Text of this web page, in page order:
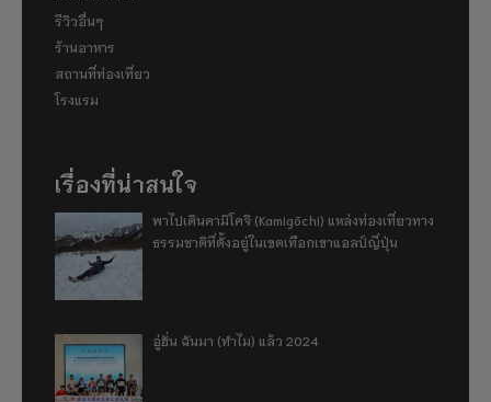
รีวิวอื่นๆ
ร้านอาหาร
สถานที่ท่องเที่ยว
โรงแรม
เรื่องที่น่าสนใจ
พาไปเดินคามิโคจิ (Kamigōchi) แหล่งท่องเที่ยวทาง
ธรรมชาติที่ตั้งอยู่ในเขตเทือกเขาแอลป์ญี่ปุ่น
อู่ฮั่น ฉันมา (ทำไม) แล้ว 2024